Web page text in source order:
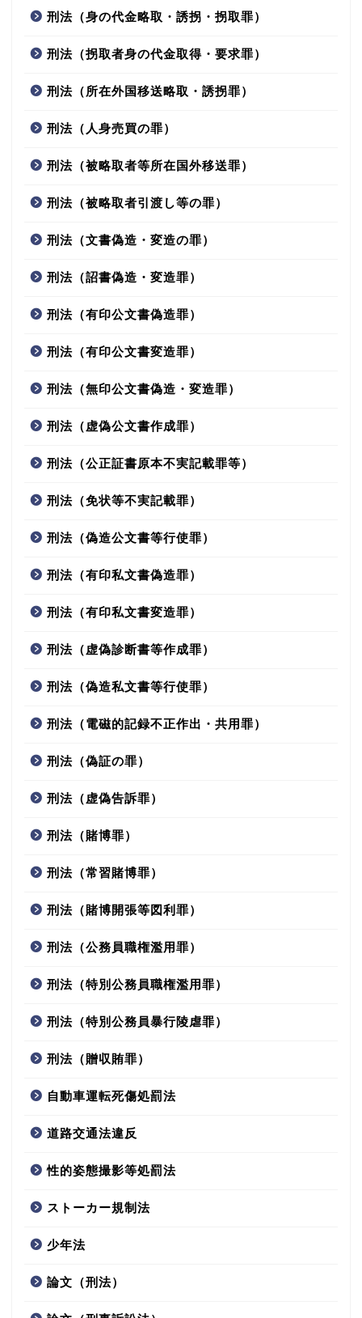
刑法（身の代金略取・誘拐・拐取罪）
刑法（拐取者身の代金取得・要求罪）
刑法（所在外国移送略取・誘拐罪）
刑法（人身売買の罪）
刑法（被略取者等所在国外移送罪）
刑法（被略取者引渡し等の罪）
刑法（文書偽造・変造の罪）
刑法（詔書偽造・変造罪）
刑法（有印公文書偽造罪）
刑法（有印公文書変造罪）
刑法（無印公文書偽造・変造罪）
刑法（虚偽公文書作成罪）
刑法（公正証書原本不実記載罪等）
刑法（免状等不実記載罪）
刑法（偽造公文書等行使罪）
刑法（有印私文書偽造罪）
刑法（有印私文書変造罪）
刑法（虚偽診断書等作成罪）
刑法（偽造私文書等行使罪）
刑法（電磁的記録不正作出・共用罪）
刑法（偽証の罪）
刑法（虚偽告訴罪）
刑法（賭博罪）
刑法（常習賭博罪）
刑法（賭博開張等図利罪）
刑法（公務員職権濫用罪）
刑法（特別公務員職権濫用罪）
刑法（特別公務員暴行陵虐罪）
刑法（贈収賄罪）
自動車運転死傷処罰法
道路交通法違反
性的姿態撮影等処罰法
ストーカー規制法
少年法
論文（刑法）